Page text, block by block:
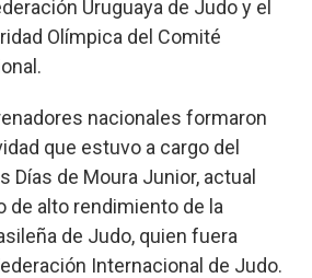
Uruguaya de Judo y el
Olímpica del Comité
nacionales formaron
que estuvo a cargo del
Días de Moura Junior, actual
de alto rendimiento de la
de Judo, quien fuera
Internacional de Judo.